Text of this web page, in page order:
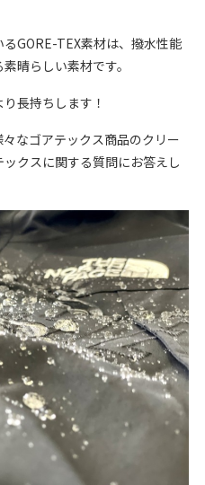
GORE-TEX素材は、撥水性能
晴らしい素材です。
長持ちします！
なゴアテックス商品のクリー
クスに関する質問にお答えし